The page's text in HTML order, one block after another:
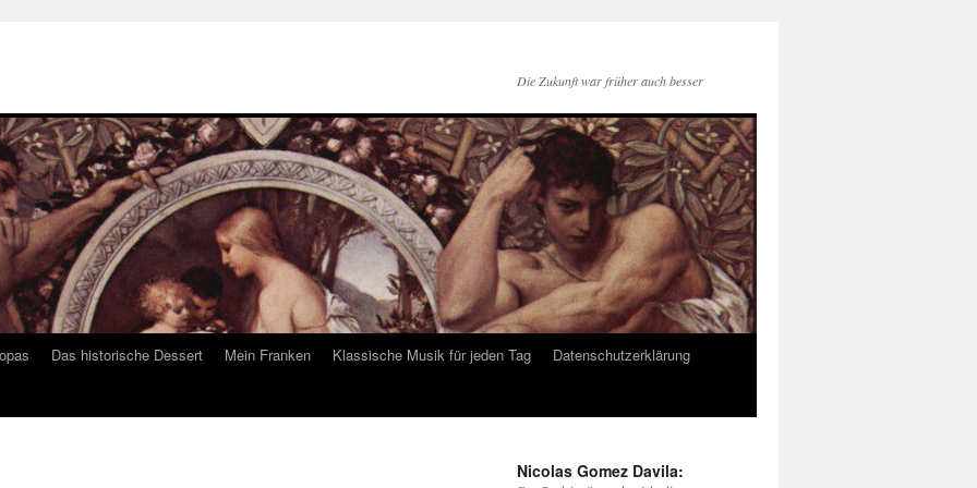
Die Zukunft war früher auch besser
Das historische Dessert Mein Franken Klassische Musik für jeden Tag
Datenschutzerklärung
Nicolas Gomez Davila: